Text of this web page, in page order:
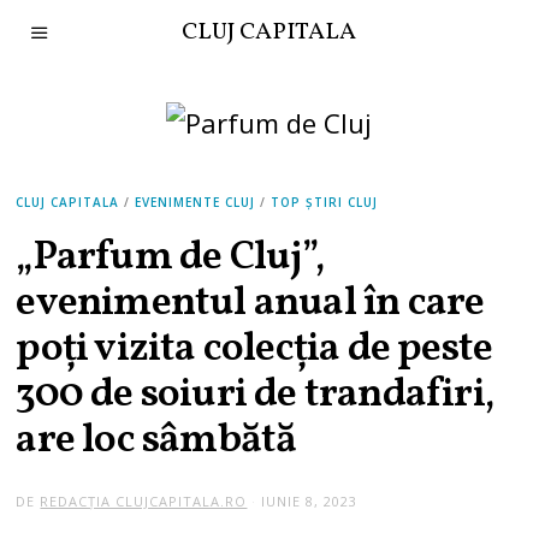
CLUJ CAPITALA
CLUJ CAPITALA / EVENIMENTE CLUJ / TOP ȘTIRI CLUJ
„Parfum de Cluj”,
evenimentul anual în care
poți vizita colecția de peste
300 de soiuri de trandafiri,
are loc sâmbătă
DE REDACȚIA CLUJCAPITALA.RO IUNIE 8, 2023